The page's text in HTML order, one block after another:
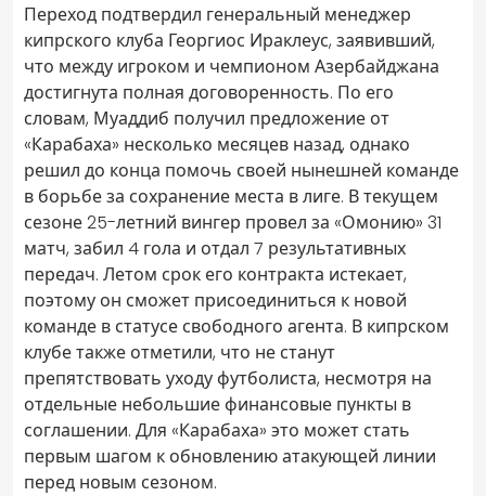
Переход подтвердил генеральный менеджер
кипрского клуба Георгиос Ираклеус, заявивший,
что между игроком и чемпионом Азербайджана
достигнута полная договоренность. По его
словам, Муаддиб получил предложение от
«Карабаха» несколько месяцев назад, однако
решил до конца помочь своей нынешней команде
в борьбе за сохранение места в лиге. В текущем
сезоне 25-летний вингер провел за «Омонию» 31
матч, забил 4 гола и отдал 7 результативных
передач. Летом срок его контракта истекает,
поэтому он сможет присоединиться к новой
команде в статусе свободного агента. В кипрском
клубе также отметили, что не станут
препятствовать уходу футболиста, несмотря на
отдельные небольшие финансовые пункты в
соглашении. Для «Карабаха» это может стать
первым шагом к обновлению атакующей линии
перед новым сезоном.